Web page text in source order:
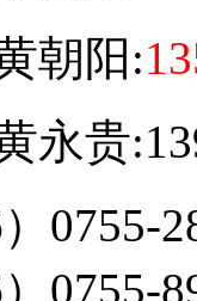
朝阳:
永贵
0755-
0755-